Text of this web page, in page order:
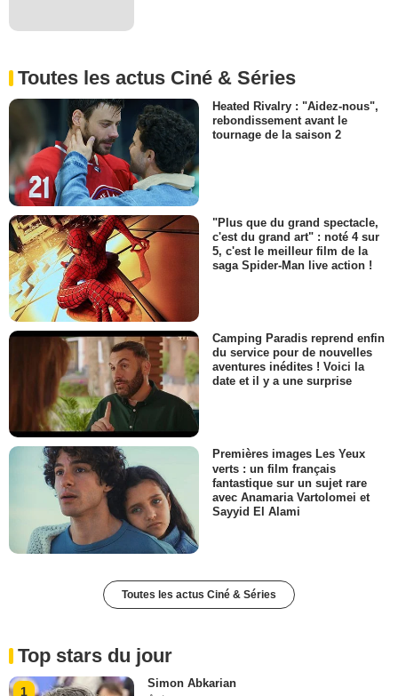
Toutes les actus Ciné & Séries
Heated Rivalry : "Aidez-nous",
rebondissement avant le
tournage de la saison 2
"Plus que du grand spectacle,
c'est du grand art" : noté 4 sur
5, c'est le meilleur film de la
saga Spider-Man live action !
Camping Paradis reprend enfin
du service pour de nouvelles
aventures inédites ! Voici la
date et il y a une surprise
Premières images Les Yeux
verts : un film français
fantastique sur un sujet rare
avec Anamaria Vartolomei et
Sayyid El Alami
Toutes les actus Ciné & Séries
Top stars du jour
1
Simon Abkarian